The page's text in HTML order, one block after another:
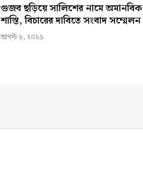
গুজব ছড়িয়ে সালিশের নামে অমানবিক
শাস্তি, বিচারের দাবিতে সংবাদ সম্মেলন
আগস্ট ৬, ২০২৬